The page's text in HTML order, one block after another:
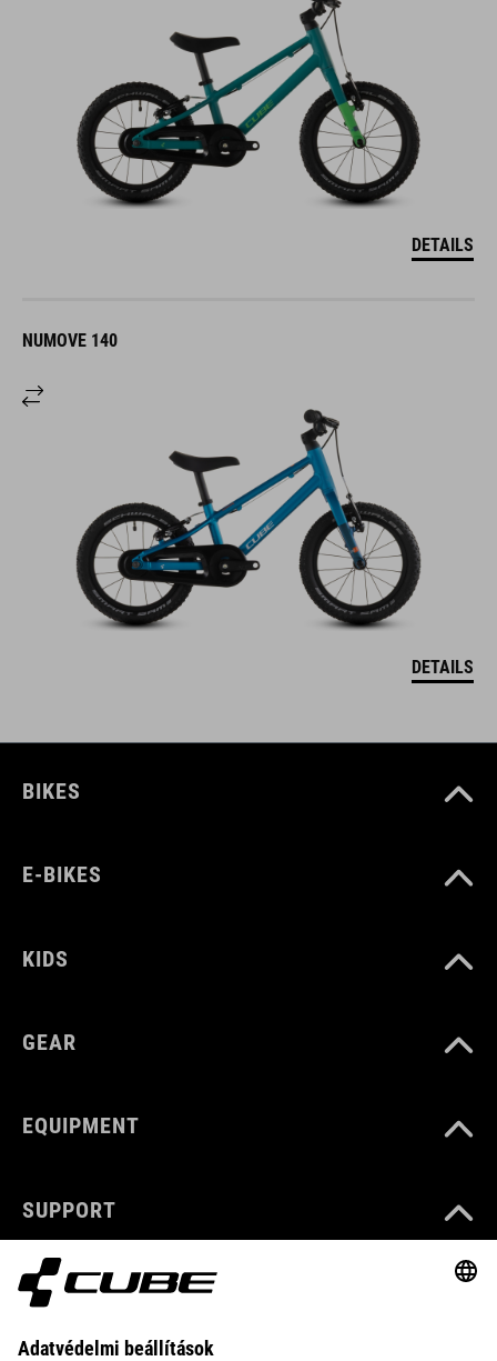
DETAILS
NUMOVE 140
DETAILS
BIKES
E-BIKES
KIDS
GEAR
EQUIPMENT
SUPPORT
ABOUT US